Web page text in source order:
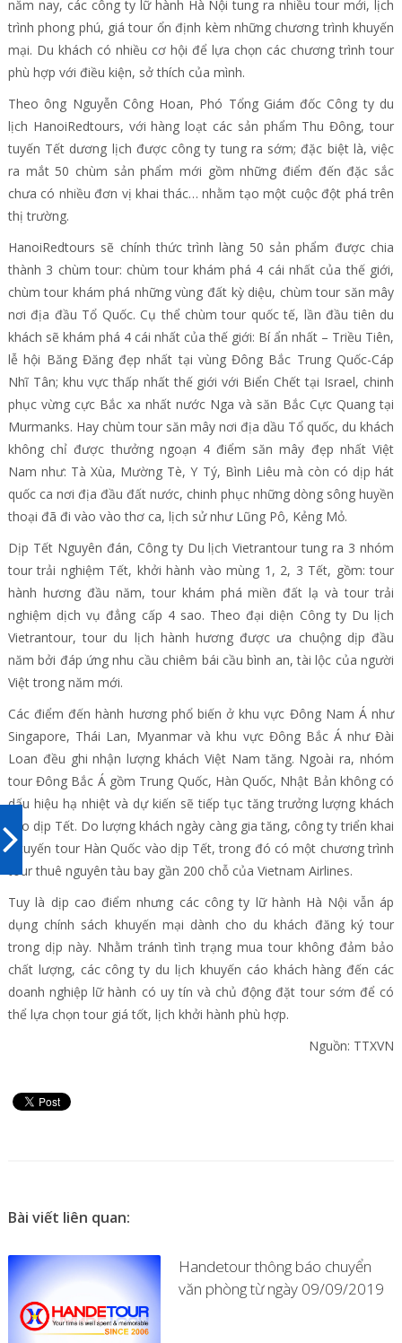
năm nay, các công ty lữ hành Hà Nội tung ra nhiều tour mới, lịch
trình phong phú, giá tour ổn định kèm những chương trình khuyến
mại. Du khách có nhiều cơ hội để lựa chọn các chương trình tour
phù hợp với điều kiện, sở thích của mình.
Theo ông Nguyễn Công Hoan, Phó Tổng Giám đốc Công ty du
lịch HanoiRedtours, với hàng loạt các sản phẩm Thu Đông, tour
tuyến Tết dương lịch được công ty tung ra sớm; đặc biệt là, việc
ra mắt 50 chùm sản phẩm mới gồm những điểm đến đặc sắc
chưa có nhiều đơn vị khai thác… nhằm tạo một cuộc đột phá trên
thị trường.
HanoiRedtours sẽ chính thức trình làng 50 sản phẩm được chia
thành 3 chùm tour: chùm tour khám phá 4 cái nhất của thế giới,
chùm tour khám phá những vùng đất kỳ diệu, chùm tour săn mây
nơi địa đầu Tổ Quốc. Cụ thể chùm tour quốc tế, lần đầu tiên du
khách sẽ khám phá 4 cái nhất của thế giới: Bí ẩn nhất – Triều Tiên,
lễ hội Băng Đăng đẹp nhất tại vùng Đông Bắc Trung Quốc-Cáp
Nhĩ Tân; khu vực thấp nhất thế giới với Biển Chết tại Israel, chinh
phục vừng cực Bắc xa nhất nước Nga và săn Bắc Cực Quang tại
Murmanks. Hay chùm tour săn mây nơi địa dầu Tổ quốc, du khách
không chỉ được thưởng ngoạn 4 điểm săn mây đẹp nhất Việt
Nam như: Tà Xùa, Mường Tè, Y Tý, Bình Liêu mà còn có dịp hát
quốc ca nơi địa đầu đất nước, chinh phục những dòng sông huyền
thoại đã đi vào vào thơ ca, lịch sử như Lũng Pô, Kẻng Mỏ.
Dịp Tết Nguyên đán, Công ty Du lịch Vietrantour tung ra 3 nhóm
tour trải nghiệm Tết, khởi hành vào mùng 1, 2, 3 Tết, gồm: tour
hành hương đầu năm, tour khám phá miền đất lạ và tour trải
nghiệm dịch vụ đẳng cấp 4 sao. Theo đại diện Công ty Du lịch
Vietrantour, tour du lịch hành hương được ưa chuộng dịp đầu
năm bởi đáp ứng nhu cầu chiêm bái cầu bình an, tài lộc của người
Việt trong năm mới.
Các điểm đến hành hương phổ biến ở khu vực Đông Nam Á như
Singapore, Thái Lan, Myanmar và khu vực Đông Bắc Á như Đài
Loan đều ghi nhận lượng khách Việt Nam tăng. Ngoài ra, nhóm
tour Đông Bắc Á gồm Trung Quốc, Hàn Quốc, Nhật Bản không có
dấu hiệu hạ nhiệt và dự kiến sẽ tiếp tục tăng trưởng lượng khách
vào dịp Tết. Do lượng khách ngày càng gia tăng, công ty triển khai
3 tuyến tour Hàn Quốc vào dịp Tết, trong đó có một chương trình
tour thuê nguyên tàu bay gần 200 chỗ của Vietnam Airlines.
Tuy là dịp cao điểm nhưng các công ty lữ hành Hà Nội vẫn áp
dụng chính sách khuyến mại dành cho du khách đăng ký tour
trong dịp này. Nhằm tránh tình trạng mua tour không đảm bảo
chất lượng, các công ty du lịch khuyến cáo khách hàng đến các
doanh nghiệp lữ hành có uy tín và chủ động đặt tour sớm để có
thể lựa chọn tour giá tốt, lịch khởi hành phù hợp.
Nguồn: TTXVN
Bài viết liên quan:
Handetour thông báo chuyển
văn phòng từ ngày 09/09/2019